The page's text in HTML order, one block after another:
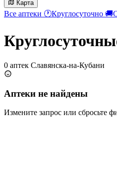
Карта
Все аптеки 🕐Круглосуточно 🚚
0 аптек Славянска-на-Кубани
Аптеки не найдены
Измените запрос или сбросьте